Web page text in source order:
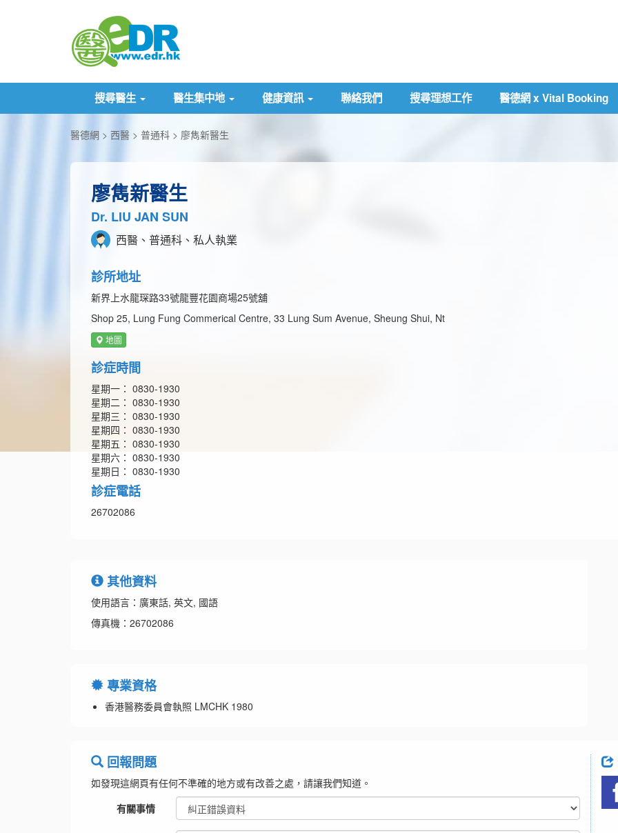
搜尋醫生 醫生集中地 健康資訊 聯絡我們 搜尋理想工作 醫德網 x Vital Booking
醫德網 西醫 普通科 廖雋新醫生
廖雋新醫生
Dr. LIU JAN SUN
西醫、普通科、私人執業
診所地址
新界上水龍琛路33號龍豐花園商場25號舖
Shop 25, Lung Fung Commerical Centre, 33 Lung Sum Avenue, Sheung Shui, Nt
地圖
診症時間
星期一： 0830-1930
星期二： 0830-1930
星期三： 0830-1930
星期四： 0830-1930
星期五： 0830-1930
星期六： 0830-1930
星期日： 0830-1930
診症電話
26702086
其他資料
使用語言：廣東話, 英文, 國語
傳真機：26702086
專業資格
香港醫務委員會執照 LMCHK 1980
回報問題
如發現這網頁有任何不準確的地方或有改善之處，請讓我們知道。
有關事情